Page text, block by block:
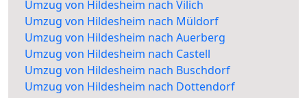
Umzug von Hildesheim nach Vilich
Umzug von Hildesheim nach Müldorf
Umzug von Hildesheim nach Auerberg
Umzug von Hildesheim nach Castell
Umzug von Hildesheim nach Buschdorf
Umzug von Hildesheim nach Dottendorf